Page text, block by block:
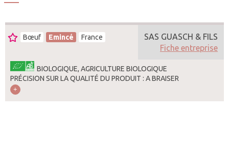
Bœuf Emincé France
BIOLOGIQUE, AGRICULTURE BIOLOGIQUE
PRÉCISION SUR LA QUALITÉ DU PRODUIT : A BRAISER
SAS GUASCH & FILS
Fiche entreprise